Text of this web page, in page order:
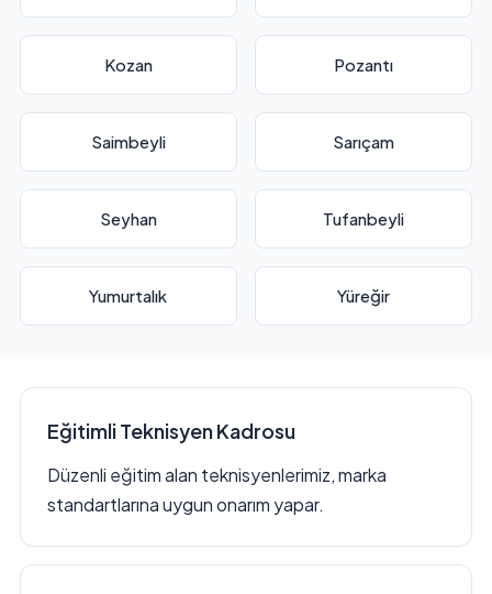
Kozan Pozantı
Saimbeyli Sarıçam
Seyhan Tufanbeyli
Yumurtalık Yüreğir
Eğitimli Teknisyen Kadrosu
Düzenli eğitim alan teknisyenlerimiz, marka
standartlarına uygun onarım yapar.